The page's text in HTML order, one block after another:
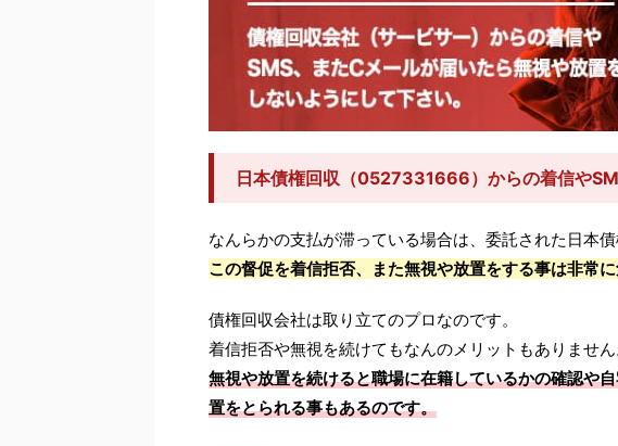
日本債権回収（0527331666）からの着信や
なんらかの支払が滞っている場合は、委託された日本
この督促を着信拒否、また無視や放置をする事は非常に
債権回収会社は取り立てのプロなのです。
着信拒否や無視を続けてもなんのメリットもありません
無視や放置を続けると職場に在籍しているかの確認や
置をとられる事もあるのです。